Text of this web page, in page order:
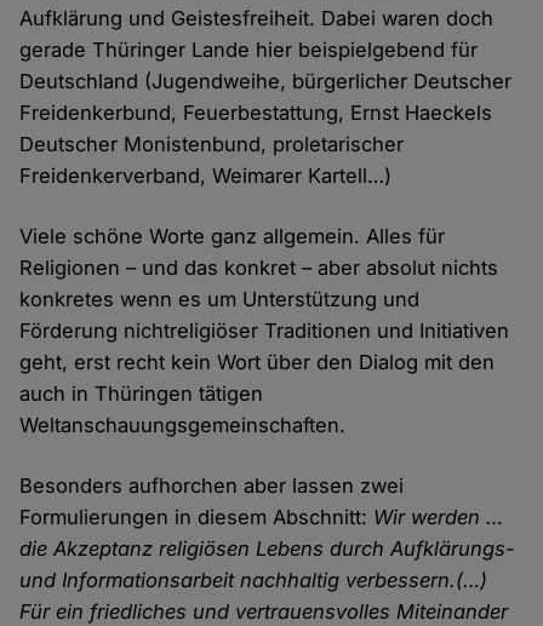
Aufklärung und Geistesfreiheit. Dabei waren doch
gerade Thüringer Lande hier beispielgebend für
Deutschland (Jugendweihe, bürgerlicher Deutscher
Freidenkerbund, Feuerbestattung, Ernst Haeckels
Deutscher Monistenbund, proletarischer
Freidenkerverband, Weimarer Kartell…)
Viele schöne Worte ganz allgemein. Alles für
Religionen – und das konkret – aber absolut nichts
konkretes wenn es um Unterstützung und
Förderung nichtreligiöser Traditionen und Initiativen
geht, erst recht kein Wort über den Dialog mit den
auch in Thüringen tätigen
Weltanschauungsgemeinschaften.
Besonders aufhorchen aber lassen zwei
Formulierungen in diesem Abschnitt: Wir werden …
die Akzeptanz religiösen Lebens durch Aufklärungs-
und Informati­onsarbeit nachhaltig verbessern.(…)
Für ein friedliches und vertrauensvolles Miteinander